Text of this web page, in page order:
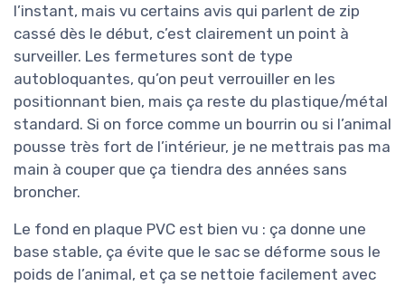
l’instant, mais vu certains avis qui parlent de zip
cassé dès le début, c’est clairement un point à
surveiller. Les fermetures sont de type
autobloquantes, qu’on peut verrouiller en les
positionnant bien, mais ça reste du plastique/métal
standard. Si on force comme un bourrin ou si l’animal
pousse très fort de l’intérieur, je ne mettrais pas ma
main à couper que ça tiendra des années sans
broncher.
Le fond en plaque PVC est bien vu : ça donne une
base stable, ça évite que le sac se déforme sous le
poids de l’animal, et ça se nettoie facilement avec